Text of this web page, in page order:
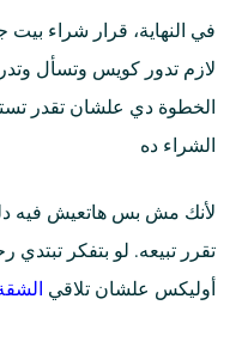
في النهاية، قرار شراء
لازم تدور كويس وتسأل
الخطوة دي علشان تقدر
الشراء ده
لأنك مش بس هاتعيش فيه
تقرر تبيعه. لو بتفكر
أوليكس علشان تلاقي